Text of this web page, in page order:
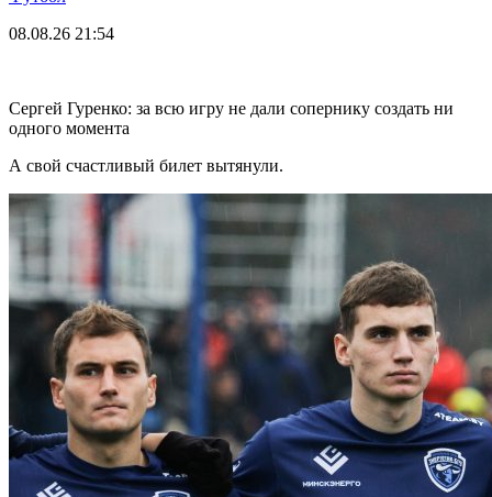
08.08.26 21:54
Сергей Гуренко: за всю игру не дали сопернику создать ни
одного момента
А свой счастливый билет вытянули.